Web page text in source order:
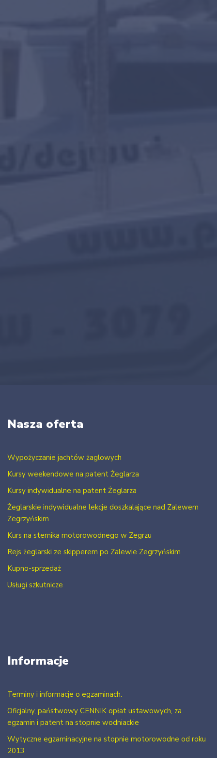
Nasza oferta
Wypożyczanie jachtów żaglowych
Kursy weekendowe na patent Żeglarza
Kursy indywidualne na patent Żeglarza
Żeglarskie indywidualne lekcje doszkalające nad Zalewem
Zegrzyńskim
Kurs na sternika motorowodnego w Zegrzu
Rejs żeglarski ze skipperem po Zalewie Zegrzyńskim
Kupno-sprzedaż
Usługi szkutnicze
Informacje
Terminy i informacje o egzaminach.
Oficjalny, państwowy CENNIK opłat ustawowych, za
egzamin i patent na stopnie wodniackie
Wytyczne egzaminacyjne na stopnie motorowodne od roku
2013